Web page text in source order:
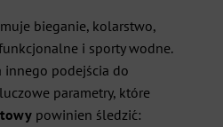
bieganie, kolarstwo,
i sporty wodne.
innego podejścia do
parametry, które
powinien śledzić: